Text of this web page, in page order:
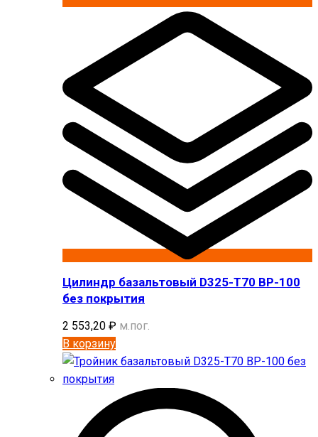
Цилиндр базальтовый D325-T70 BP-100
без покрытия
2 553,20 ₽ м.пог.
В корзину